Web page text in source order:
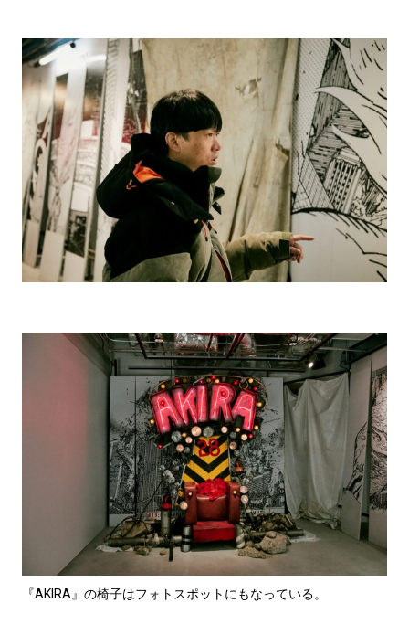
『AKIRA』の椅子はフォトスポットにもなっている。